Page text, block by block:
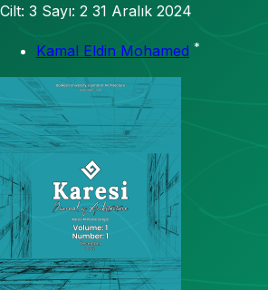
Cilt: 3 Sayı: 2 31 Aralık 2024
Kamal Eldin Mohamed *